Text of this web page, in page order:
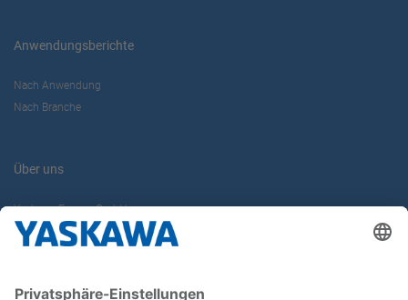
Anwendungsberichte
Nach Anwendung
Nach Branche
Über uns
Yaskawa Europe GmbH
Karriere
Newsletter